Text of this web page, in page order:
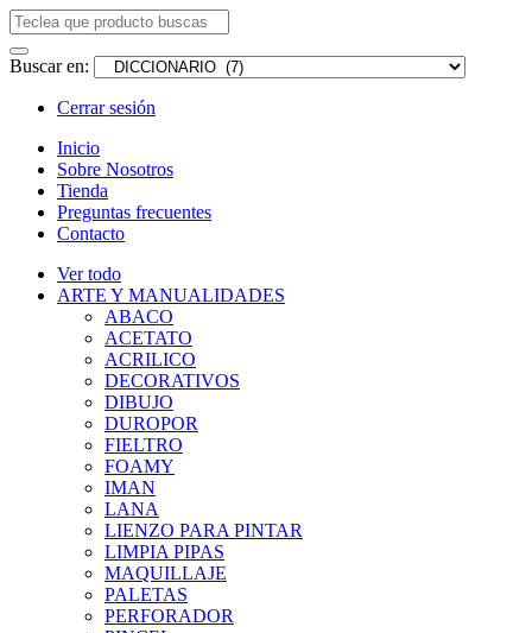
Buscar en:
Cerrar sesión
Inicio
Sobre Nosotros
Tienda
Preguntas frecuentes
Contacto
Ver todo
ARTE Y MANUALIDADES
ABACO
ACETATO
ACRILICO
DECORATIVOS
DIBUJO
DUROPOR
FIELTRO
FOAMY
IMAN
LANA
LIENZO PARA PINTAR
LIMPIA PIPAS
MAQUILLAJE
PALETAS
PERFORADOR